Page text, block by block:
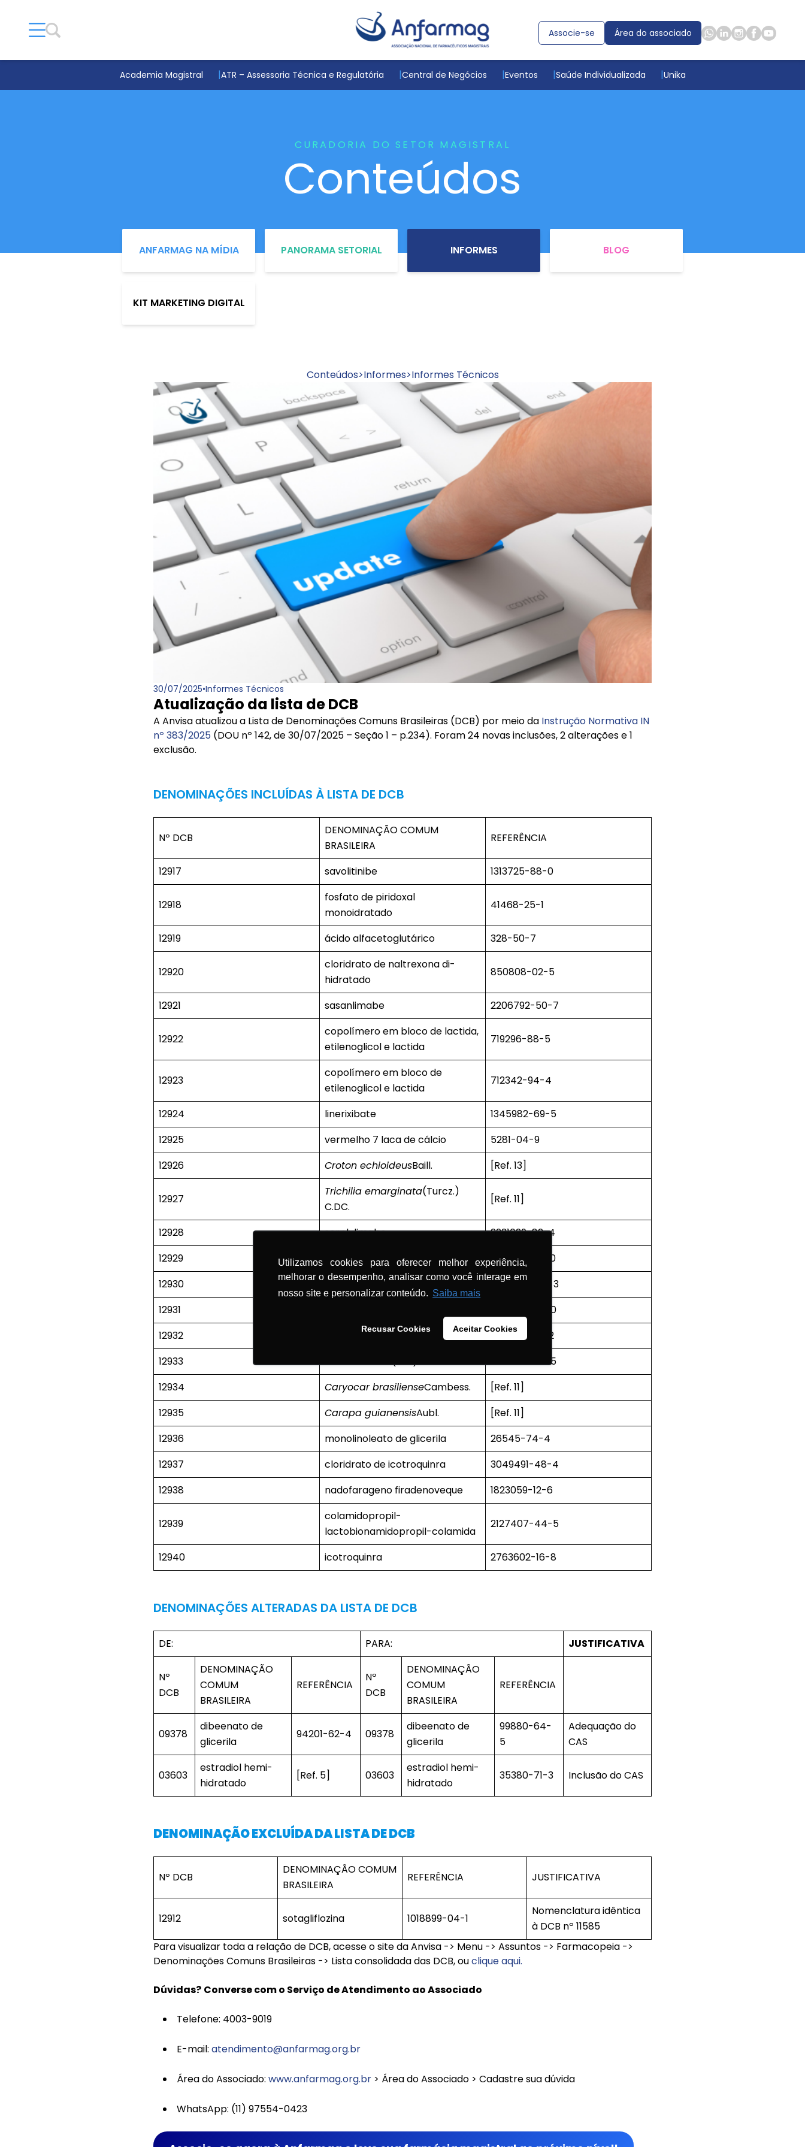
Utilizamos cookies para oferecer melhor experiência,
melhorar o desempenho, analisar como você interage em
nosso site e personalizar conteúdo. Saiba mais
Recusar Cookies Aceitar Cookies
Associe-se Área do associado
Academia Magistral ATR – Assessoria Técnica e Regulatória Central de Negócios Eventos Saúde Individualizada Unika
CURADORIA DO SETOR MAGISTRAL
Conteúdos
ANFARMAG NA MÍDIA PANORAMA SETORIAL INFORMES BLOG
KIT MARKETING DIGITAL
Conteúdos>Informes>Informes Técnicos
30/07/2025•Informes Técnicos
Atualização da lista de DCB
A Anvisa atualizou a Lista de Denominações Comuns Brasileiras (DCB) por meio da Instrução Normativa IN
nº 383/2025 (DOU nº 142, de 30/07/2025 – Seção 1 – p.234). Foram 24 novas inclusões, 2 alterações e 1
exclusão.
DENOMINAÇÕES INCLUÍDAS À LISTA DE DCB
Nº DCB
DENOMINAÇÃO COMUM
BRASILEIRA
REFERÊNCIA
12917 savolitinibe 1313725-88-0
12918
fosfato de piridoxal
monoidratado
41468-25-1
12919 ácido alfacetoglutárico 328-50-7
12920
cloridrato de naltrexona di-
hidratado
850808-02-5
12921 sasanlimabe 2206792-50-7
12922
copolímero em bloco de lactida,
etilenoglicol e lactida
719296-88-5
12923
copolímero em bloco de
etilenoglicol e lactida
712342-94-4
12924 linerixibate
1345982-69-5
12925
vermelho 7 laca de cálcio
5281-04-9
12926
Croton echioideusBaill. [Ref. 13]
12927
Trichilia emarginata(Turcz.)
C.DC.
[Ref. 11]
12928 serplulimabe
2231029-82-4
12929
dimesilato de netarsudil
1422144-42-0
12930
camizestranto
2222844-89-3
12931
2521285-05-0
12932
tovorafenibe
1096708-71-2
12933
2639294-14-5
12934
Caryocar brasilienseCambess.
[Ref. 11]
12935
Carapa guianensisAubl.
[Ref. 11]
12936
monolinoleato de glicerila
26545-74-4
12937
cloridrato de icotroquinra
3049491-48-4
12938
nadofarageno firadenoveque 1823059-12-6
12939
colamidopropil-
lactobionamidopropil-colamida
2127407-44-5
12940 icotroquinra 2763602-16-8
DENOMINAÇÕES ALTERADAS DA LISTA DE DCB
DE: PARA: JUSTIFICATIVA
Nº
DCB
DENOMINAÇÃO
COMUM
BRASILEIRA
REFERÊNCIA
Nº
DCB
DENOMINAÇÃO
COMUM
BRASILEIRA
REFERÊNCIA
09378
dibeenato de
glicerila
94201-62-4 09378
dibeenato de
glicerila
99880-64-
5
Adequação do
CAS
03603
estradiol hemi-
hidratado
[Ref. 5] 03603
estradiol hemi-
hidratado
35380-71-3 Inclusão do CAS
DENOMINAÇÃO EXCLUÍDA DA LISTA DE DCB
Nº DCB
DENOMINAÇÃO COMUM
BRASILEIRA
REFERÊNCIA JUSTIFICATIVA
12912 sotagliflozina 1018899-04-1
Nomenclatura idêntica
à DCB nº 11585
Para visualizar toda a relação de DCB, acesse o site da Anvisa -> Menu -> Assuntos -> Farmacopeia ->
Denominações Comuns Brasileiras -> Lista consolidada das DCB, ouclique aqui.
Dúvidas? Converse com o Serviço de Atendimento ao Associado
Telefone: 4003-9019
E-mail: atendimento@anfarmag.org.br
Área do Associado: www.anfarmag.org.br > Área do Associado > Cadastre sua dúvida
WhatsApp: (11) 97554-0423